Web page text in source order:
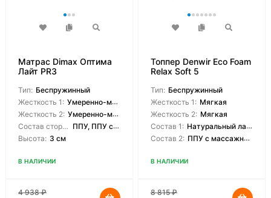
Матрас Dimax Оптима
Лайт PR3
Тип: Беспружинный
Жесткость 1: Умеренно-мягкая
Жесткость 2: Умеренно-мягкая
Состав сторон: ППУ, ППУ с массажным эффектом
Высота: 3 см
В НАЛИЧИИ
4 938₽
Топпер Denwir Eco Foam
Relax Soft 5
Тип: Беспружинный
Жесткость 1: Мягкая
Жесткость 2: Мягкая
Состав 1: Натуральный латекс
Состав 2: ППУ с массажным эффектом
В НАЛИЧИИ
8 815₽